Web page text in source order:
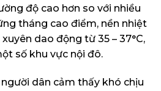
độ cao hơn so với nhiều
tháng cao điểm, nền nhiệt
dao động từ 35 – 37°C,
số khu vực nội đô.
dân cảm thấy khó chịu